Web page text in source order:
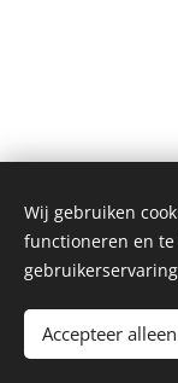
Alle
Mogelijk
Wij gebruiken
functioneren en
Accepteer